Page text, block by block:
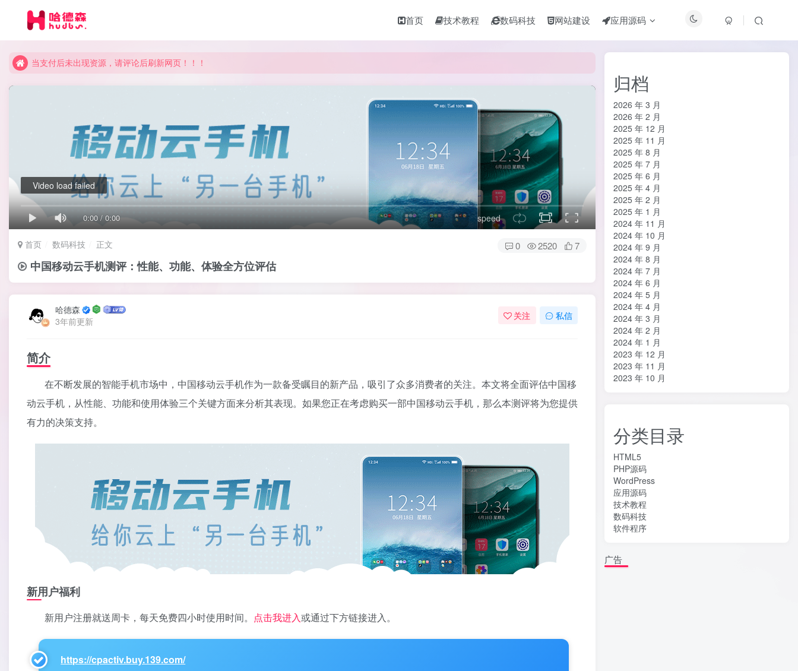
首页 技术教程 数码科技 网站建设 应用源码
当支付后未出现资源，请评论后刷新网页！！！
当支付后未出现资源，请评论后刷新网页！！！
0:00/0:00 speed
Video load failed
首页 数码科技 正文 0 2520 7
中国移动云手机测评：性能、功能、体验全方位评估
哈德森
3年前更新
关注 私信
简介
在不断发展的智能手机市场中，中国移动云手机作为一款备受瞩目的新产品，吸引了众多消费者的关注。本文将全面评估中国移
动云手机，从性能、功能和使用体验三个关键方面来分析其表现。如果您正在考虑购买一部中国移动云手机，那么本测评将为您提供
有力的决策支持。
新用户福利
新用户注册就送周卡，每天免费四小时使用时间。 点击我进入或通过下方链接进入。
https://cpactiv.buy.139.com/
归档
2026 年 3 月
2026 年 2 月
2025 年 12 月
2025 年 11 月
2025 年 8 月
2025 年 7 月
2025 年 6 月
2025 年 4 月
2025 年 2 月
2025 年 1 月
2024 年 11 月
2024 年 10 月
2024 年 9 月
2024 年 8 月
2024 年 7 月
2024 年 6 月
2024 年 5 月
2024 年 4 月
2024 年 3 月
2024 年 2 月
2024 年 1 月
2023 年 12 月
2023 年 11 月
2023 年 10 月
分类目录
HTML5
PHP源码
WordPress
应用源码
技术教程
数码科技
软件程序
广告